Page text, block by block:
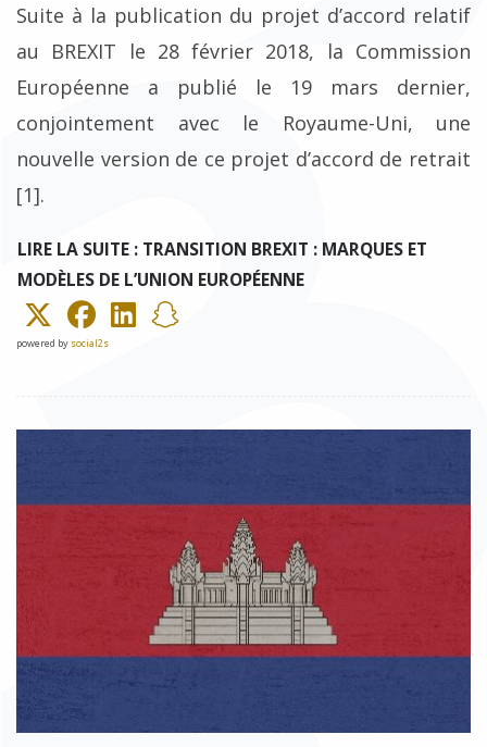
Suite à la publication du projet d’accord relatif
au BREXIT le 28 février 2018, la Commission
Européenne a publié le 19 mars dernier,
conjointement avec le Royaume-Uni, une
nouvelle version de ce projet d’accord de retrait
[1].
LIRE LA SUITE : TRANSITION BREXIT : MARQUES ET
MODÈLES DE L’UNION EUROPÉENNE
powered by social2s